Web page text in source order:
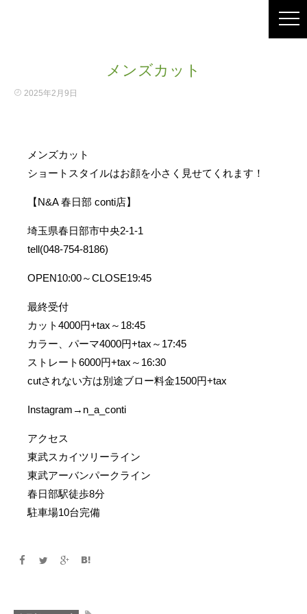
メンズカット
2025年2月9日
メンズカット
ショートスタイルはお顔を小さく見せてくれます！
【N&A 春日部 conti店】
埼玉県春日部市中央2-1-1
tell(048-754-8186)
OPEN10:00～CLOSE19:45
最終受付
カット4000円+tax～18:45
カラー、パーマ4000円+tax～17:45
ストレート6000円+tax～16:30
cutされない方は別途ブロー料金1500円+tax
Instagram→n_a_conti
アクセス
東武スカイツリーライン
東武アーバンパークライン
春日部駅徒歩8分
駐車場10台完備